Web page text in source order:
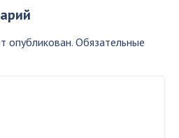
опубликован. Обязательные